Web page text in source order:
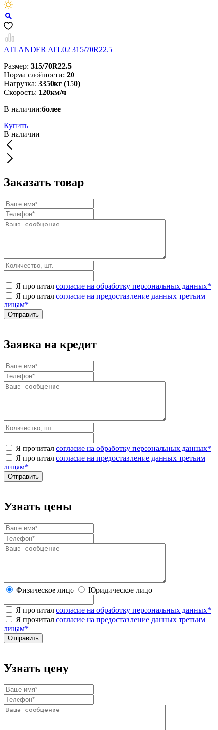
ATLANDER ATL02 315/70R22.5
Размер: 315/70R22.5
Норма слойности: 20
Нагрузка: 3350кг (150)
Скорость: 120км/ч
В наличии:более
Купить
В наличии
Заказать товар
Я прочитал согласие на обработку персональных данных*
Я прочитал согласие на предоставление данных третьим
лицам*
Заявка на кредит
Я прочитал согласие на обработку персональных данных*
Я прочитал согласие на предоставление данных третьим
лицам*
Узнать цены
Физическое лицо Юридическое лицо
Я прочитал согласие на обработку персональных данных*
Я прочитал согласие на предоставление данных третьим
лицам*
Узнать цену